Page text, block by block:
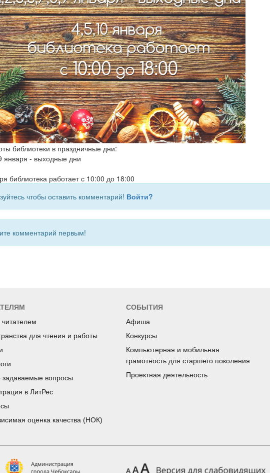
библиотеки в праздничные дни:
января - выходные дни
библиотека работает с 10:00 до 18:00
чтобы оставить комментарий! Войти?
комментарий первым!
читателем
для чтения и работы
задаваемые вопросы
в ЛитРес
оценка качества (НОК)
СОБЫТИЯ
Афиша
Конкурсы
Компьютерная и мобильная
грамотность для старшего поколения
Проектная деятельность